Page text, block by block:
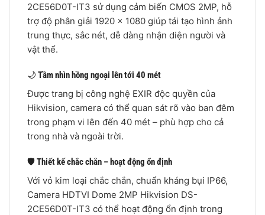
2CE56D0T-IT3 sử dụng cảm biến CMOS 2MP, hỗ
trợ độ phân giải 1920 x 1080 giúp tái tạo hình ảnh
trung thực, sắc nét, dễ dàng nhận diện người và
vật thể.
🌙 Tầm nhìn hồng ngoại lên tới 40 mét
Được trang bị công nghệ EXIR độc quyền của
Hikvision, camera có thể quan sát rõ vào ban đêm
trong phạm vi lên đến 40 mét – phù hợp cho cả
trong nhà và ngoài trời.
🛡Thiết kế chắc chắn – hoạt động ổn định
Với vỏ kim loại chắc chắn, chuẩn kháng bụi IP66,
Camera HDTVI Dome 2MP Hikvision DS-
2CE56D0T-IT3 có thể hoạt động ổn định trong